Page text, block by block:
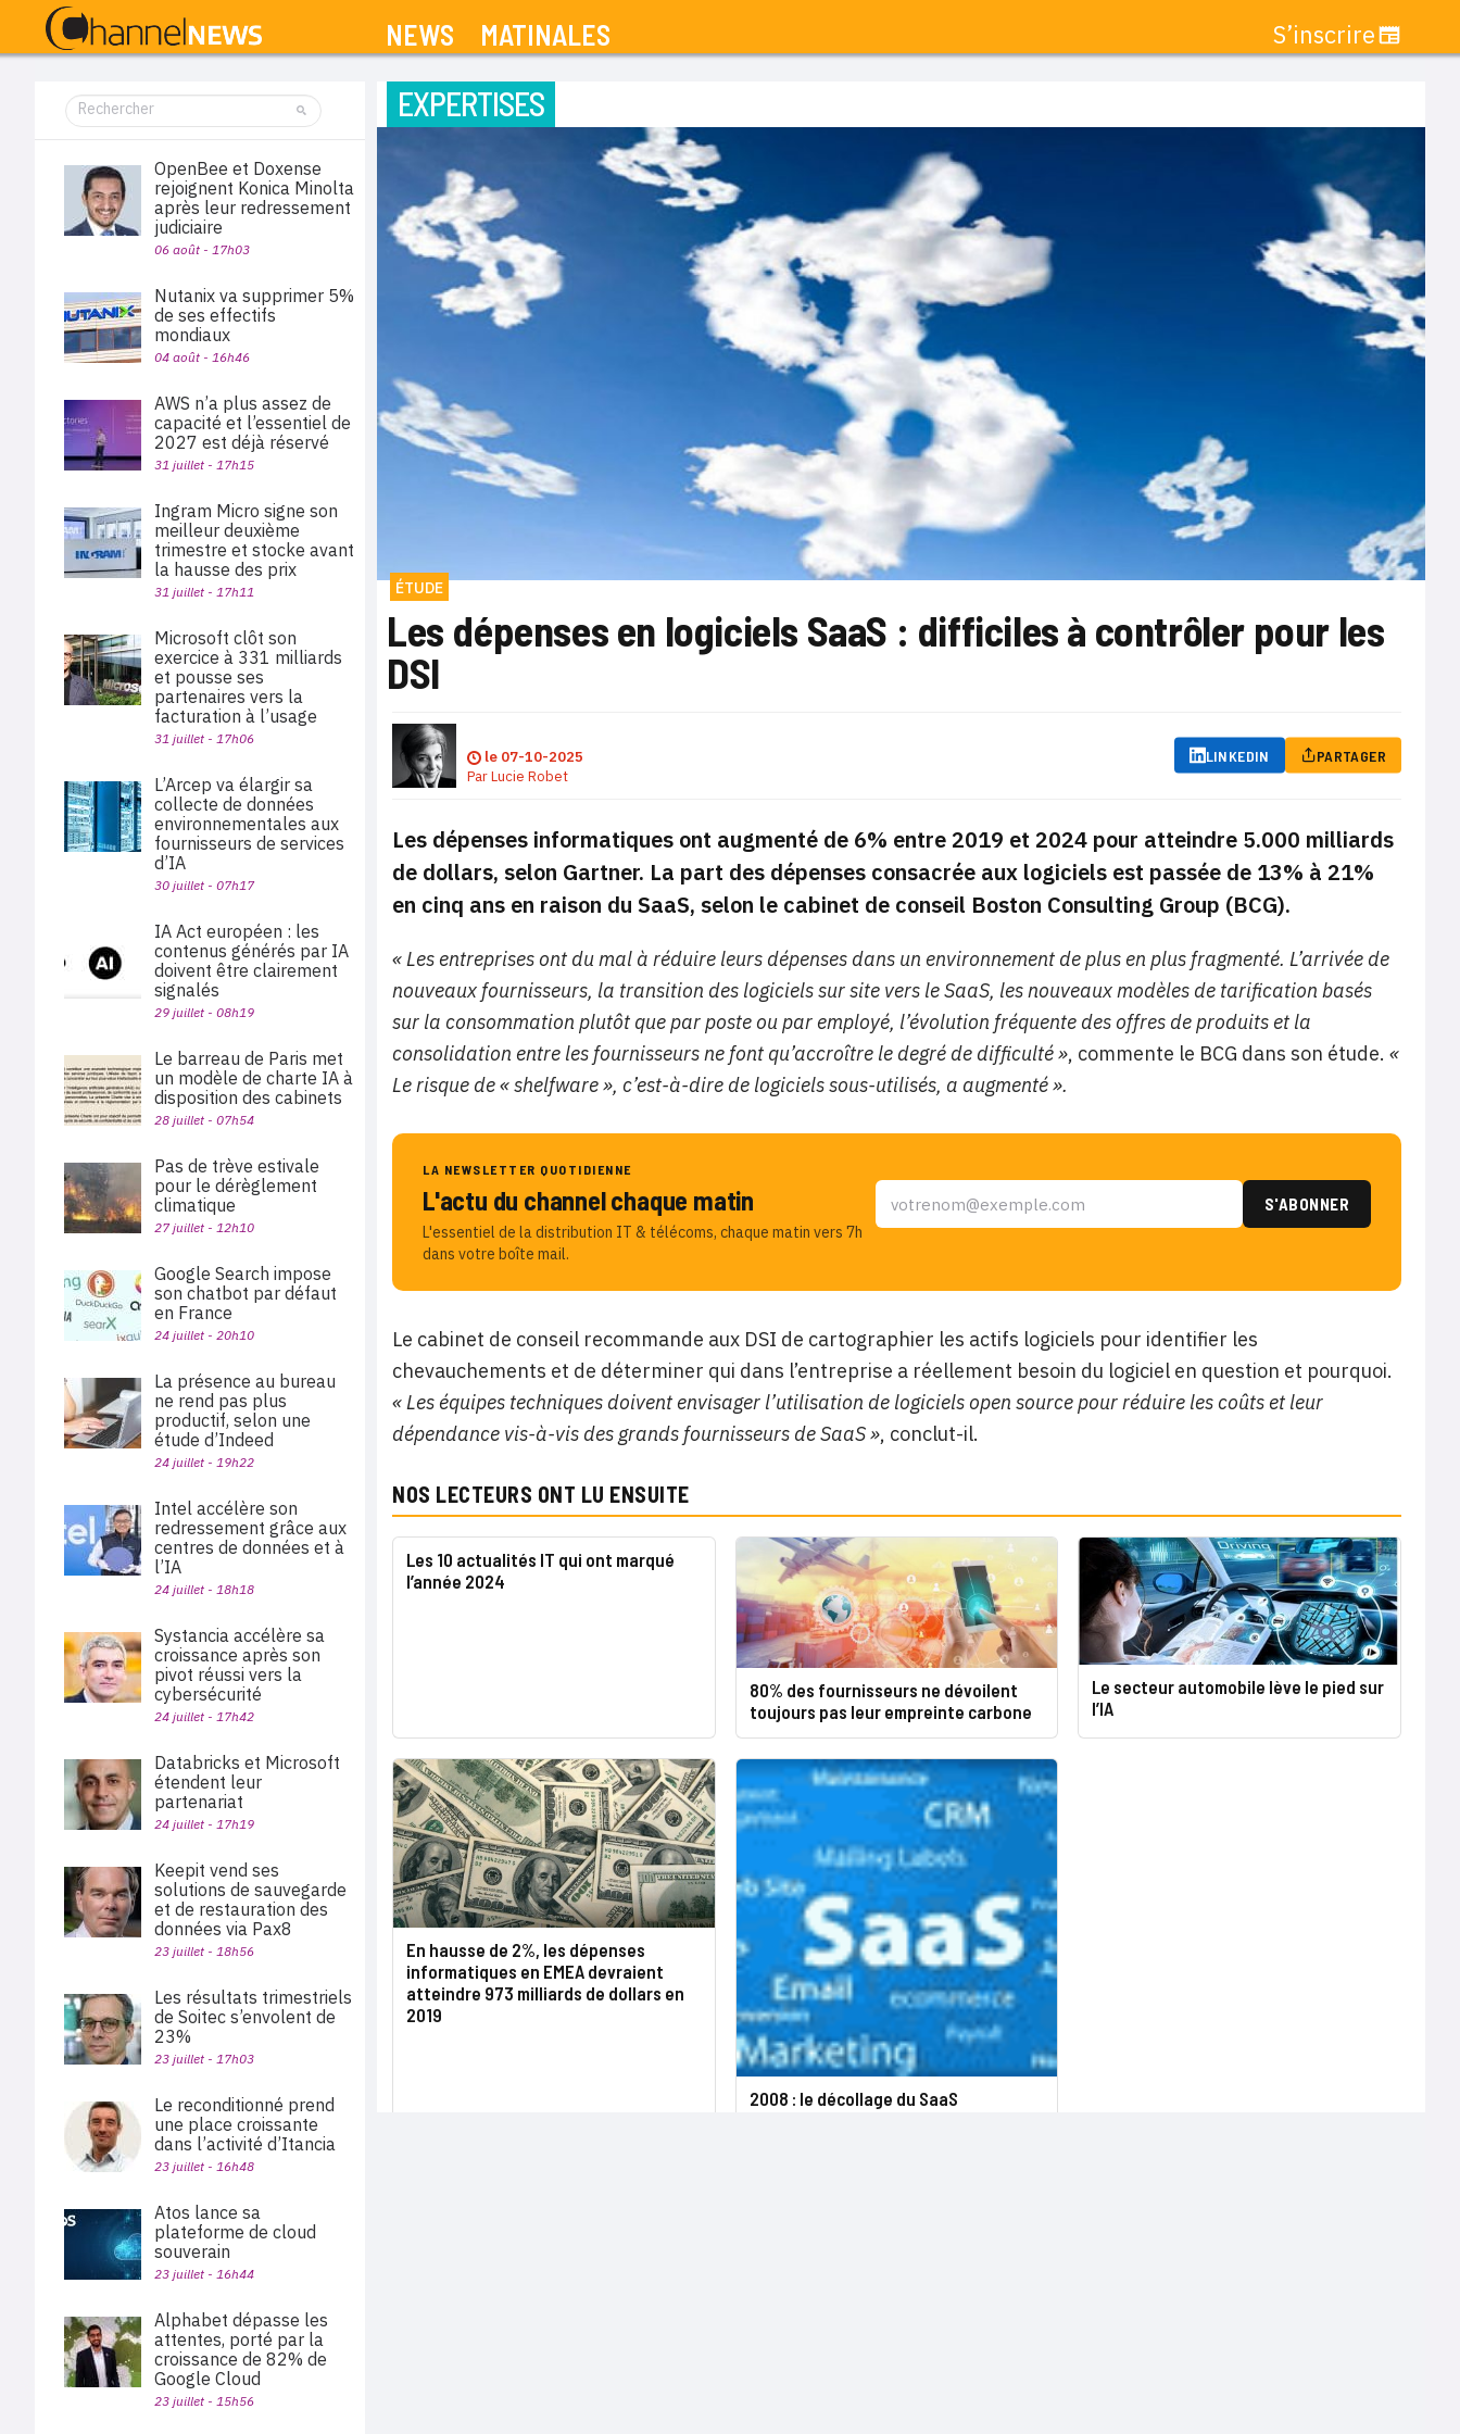
NEWS MATINALES S’inscrire
EXPERTISES
ÉTUDE
Les dépenses en logiciels SaaS : difficiles à contrôler pour les
DSI
le 07-10-2025
ParLucie Robet
LINKEDIN PARTAGER
Les dépenses informatiques ont augmenté de 6% entre 2019 et 2024 pour atteindre 5.000 milliards
de dollars, selon Gartner. La part des dépenses consacrée aux logiciels est passée de 13% à 21%
en cinq ans en raison du SaaS, selon le cabinet de conseil Boston Consulting Group (BCG).
« Les entreprises ont du mal à réduire leurs dépenses dans un environnement de plus en plus fragmenté. L’arrivée de
nouveaux fournisseurs, la transition des logiciels sur site vers le SaaS, les nouveaux modèles de tarification basés
sur la consommation plutôt que par poste ou par employé, l’évolution fréquente des offres de produits et la
consolidation entre les fournisseurs ne font qu’accroître le degré de difficulté », commente le BCG dans son étude. «
Le risque de « shelfware », c’est-à-dire de logiciels sous-utilisés, a augmenté ».
LA NEWSLETTER QUOTIDIENNE
L'actu du channel chaque matin
L'essentiel de la distribution IT & télécoms, chaque matin vers 7h
dans votre boîte mail.
Le cabinet de conseil recommande aux DSI de cartographier les actifs logiciels pour identifier les
chevauchements et de déterminer qui dans l’entreprise a réellement besoin du logiciel en question et pourquoi.
« Les équipes techniques doivent envisager l’utilisation de logiciels open source pour réduire les coûts et leur
dépendance vis-à-vis des grands fournisseurs de SaaS », conclut-il.
NOS LECTEURS ONT LU ENSUITE
Les 10 actualités IT qui ont marqué
l’année 2024
80% des fournisseurs ne dévoilent
toujours pas leur empreinte carbone
Le secteur automobile lève le pied sur
l’IA
En hausse de 2%, les dépenses
informatiques en EMEA devraient
atteindre 973 milliards de dollars en
2019
2008 : le décollage du SaaS
OpenBee et Doxense
rejoignent Konica Minolta
après leur redressement
judiciaire
06 août - 17h03
Nutanix va supprimer 5%
de ses effectifs
mondiaux
04 août - 16h46
AWS n’a plus assez de
capacité et l’essentiel de
2027 est déjà réservé
31 juillet - 17h15
Ingram Micro signe son
meilleur deuxième
trimestre et stocke avant
la hausse des prix
31 juillet - 17h11
Microsoft clôt son
exercice à 331 milliards
et pousse ses
partenaires vers la
facturation à l’usage
31 juillet - 17h06
L’Arcep va élargir sa
collecte de données
environnementales aux
fournisseurs de services
d’IA
30 juillet - 07h17
IA Act européen : les
contenus générés par IA
doivent être clairement
signalés
29 juillet - 08h19
Le barreau de Paris met
un modèle de charte IA à
disposition des cabinets
28 juillet - 07h54
Pas de trève estivale
pour le dérèglement
climatique
27 juillet - 12h10
Google Search impose
son chatbot par défaut
en France
24 juillet - 20h10
La présence au bureau
ne rend pas plus
productif, selon une
étude d’Indeed
24 juillet - 19h22
Intel accélère son
redressement grâce aux
centres de données et à
l’IA
24 juillet - 18h18
Systancia accélère sa
croissance après son
pivot réussi vers la
cybersécurité
24 juillet - 17h42
Databricks et Microsoft
étendent leur
partenariat
24 juillet - 17h19
Keepit vend ses
solutions de sauvegarde
et de restauration des
données via Pax8
23 juillet - 18h56
Les résultats trimestriels
de Soitec s’envolent de
23%
23 juillet - 17h03
Le reconditionné prend
une place croissante
dans l’activité d’Itancia
23 juillet - 16h48
Atos lance sa
plateforme de cloud
souverain
23 juillet - 16h44
Alphabet dépasse les
attentes, porté par la
croissance de 82% de
Google Cloud
23 juillet - 15h56